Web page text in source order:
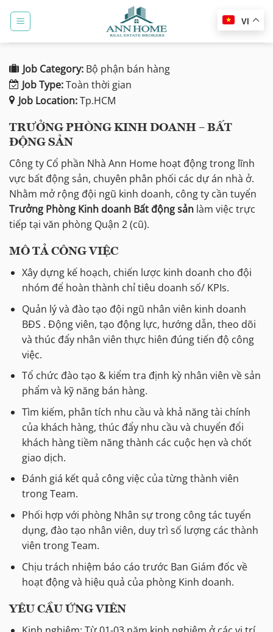
qua
VI
Job Category: Bộ phận bán hàng
Job Type:Toàn thời gian
Job Location:Tp.HCM
TRƯỞNG PHÒNG KINH DOANH – BẤT
ĐỘNG SẢN
Công ty Cổ phần Nhà Ann Home hoạt động trong lĩnh
vực bất động sản, chuyên phân phối các dự án nhà ở.
Nhằm mở rộng đội ngũ kinh doanh, công ty cần tuyển
Trưởng Phòng Kinh doanh Bất động sản làm việc trực
tiếp tại văn phòng Quận 2 (cũ).
MÔ TẢ CÔNG VIỆC
Xây dựng kế hoạch, chiến lược kinh doanh cho đội
nhóm để hoàn thành chỉ tiêu doanh số/ KPIs.
Quản lý và đào tạo đội ngũ nhân viên kinh doanh
BĐS . Động viên, tạo động lực, hướng dẫn, theo dõi
và thúc đẩy nhân viên thực hiên đúng tiến độ công
việc.
Tổ chức đào tạo & kiểm tra định kỳ nhân viên về sản
phẩm và kỹ năng bán hàng.
Tìm kiếm, phân tích nhu cầu và khả năng tài chính
của khách hàng, thúc đẩy nhu cầu và chuyển đổi
khách hàng tiềm năng thành các cuộc hẹn và chốt
giao dịch.
Đánh giá kết quả công việc của từng thành viên
trong Team.
Phối hợp với phòng Nhân sự trong công tác tuyển
dụng, đào tạo nhân viên, duy trì số lượng các thành
viên trong Team.
Chịu trách nhiệm báo cáo trước Ban Giám đốc về
hoạt động và hiệu quả của phòng Kinh doanh.
YÊU CẦU ỨNG VIÊN